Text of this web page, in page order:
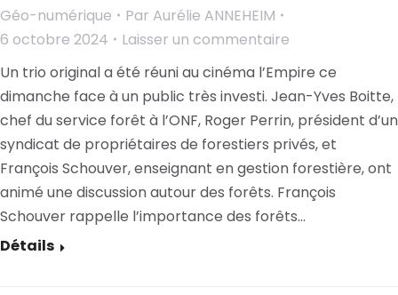
Géo-numérique Par Aurélie ANNEHEIM
6 octobre 2024
Laisser un commentaire
Un trio original a été réuni au cinéma l’Empire ce
dimanche face à un public très investi. Jean-Yves Boitte,
chef du service forêt à l’ONF, Roger Perrin, président d’un
syndicat de propriétaires de forestiers privés, et
François Schouver, enseignant en gestion forestière, ont
animé une discussion autour des forêts. François
Schouver rappelle l’importance des forêts…
Détails